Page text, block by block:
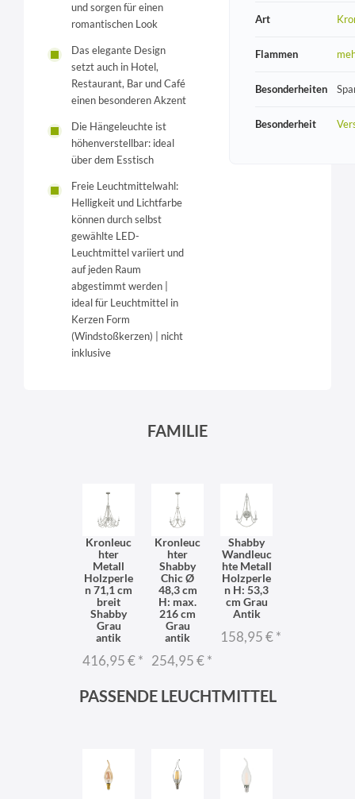
und sorgen für einen
romantischen Look
Das elegante Design
setzt auch in Hotel,
Restaurant, Bar und Café
einen besonderen Akzent
Die Hängeleuchte ist
höhenverstellbar: ideal
über dem Esstisch
Freie Leuchtmittelwahl:
Helligkeit und Lichtfarbe
können durch selbst
gewählte LED-
Leuchtmittel variiert und
auf jeden Raum
abgestimmt werden |
ideal für Leuchtmittel in
Kerzen Form
(Windstoßkerzen) | nicht
inklusive
Art
Flammen
Besonderheiten
Besonderheit
FAMILIE
Kronleuc
hter
Metall
Holzperle
n 71,1 cm
breit
Shabby
Grau
antik
416,95 €*
Kronleuc
hter
Shabby
Chic Ø
48,3 cm
H: max.
216 cm
Grau
antik
254,95 €*
Shabby
Wandleuc
hte Metall
Holzperle
n H: 53,3
cm Grau
Antik
158,95 €*
PASSENDE LEUCHTMITTEL